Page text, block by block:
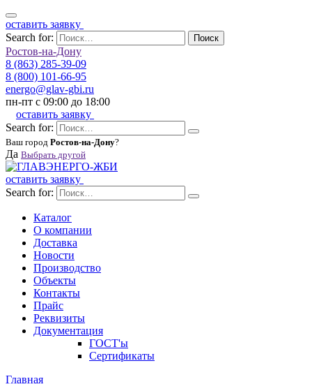
оставить заявку
Search for:
Поиск
Ростов-на-Дону
8 (863) 285-39-09
8 (800) 101-66-95
energo@glav-gbi.ru
пн-пт с 09:00 до 18:00
оставить заявку
Search for:
Ваш город Ростов-на-Дону?
Да Выбрать другой
оставить заявку
Search for:
Каталог
О компании
Доставка
Новости
Производство
Объекты
Контакты
Прайс
Реквизиты
Документация
ГОСТ'ы
Сертификаты
Главная